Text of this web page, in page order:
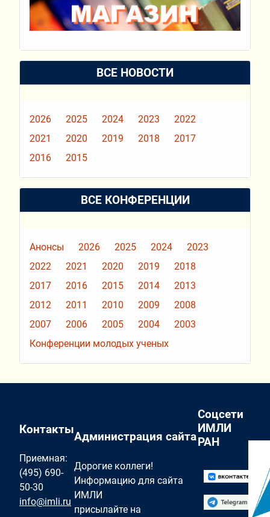
ВСЕ НОВОСТИ
2026 2025 2024 2023
2022
2021
2020 2019 2018
2017
2016
2015
ВСЕ КОНФЕРЕНЦИИ
Анонсы 2026 2025 2024
2023
2022
2021 2020 2019
2018
2017
2016 2015 2014
2013
2012
2011 2010 2009
2008
2007
2006 2005 2004
2003
Конференции молодых ученых
Контакты
Приемная:
(495) 690-
50-30
info@imli.ru
Администрация сайта
Дорогие коллеги!
Информацию для сайта
ИМЛИ
присылайте на
Соцсети
ИМЛИ
РАН